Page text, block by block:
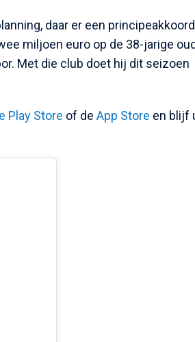
daar er een
miljoen euro op de 38-jarige
Met die club doet hij dit seizoen
Play Store of de App Store en blijf